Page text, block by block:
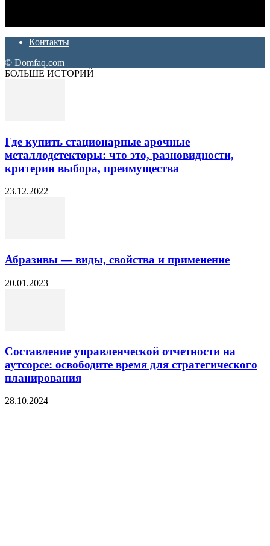
Контакты
© Domfaq.com
БОЛЬШЕ ИСТОРИЙ
Где купить стационарные арочные
металлодетекторы: что это, разновидности,
критерии выбора, преимущества
23.12.2022
Абразивы — виды, свойства и применение
20.01.2023
Составление управленческой отчетности на
аутсорсе: освободите время для стратегического
планирования
28.10.2024